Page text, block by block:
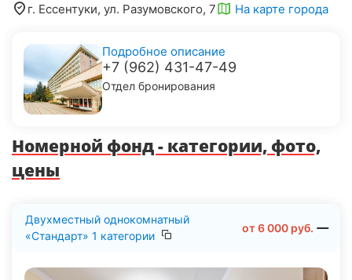
г. Ессентуки, ул. Разумовского, 7 На карте города
Подробное описание
+7 (962) 431-47-49
Отдел бронирования
Номерной фонд - категории, фото,
цены
Двухместный однокомнатный
«Стандарт» 1 категории
от6 000 руб.